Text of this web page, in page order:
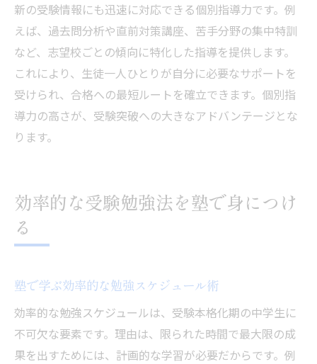
新の受験情報にも迅速に対応できる個別指導力です。例
えば、過去問分析や直前対策講座、苦手分野の集中特訓
など、志望校ごとの傾向に特化した指導を提供します。
これにより、生徒一人ひとりが自分に必要なサポートを
受けられ、合格への最短ルートを確立できます。個別指
導力の高さが、受験突破への大きなアドバンテージとな
ります。
効率的な受験勉強法を塾で身につけ
る
塾で学ぶ効率的な勉強スケジュール術
効率的な勉強スケジュールは、受験本格化期の中学生に
不可欠な要素です。理由は、限られた時間で最大限の成
果を出すためには、計画的な学習が必要だからです。例